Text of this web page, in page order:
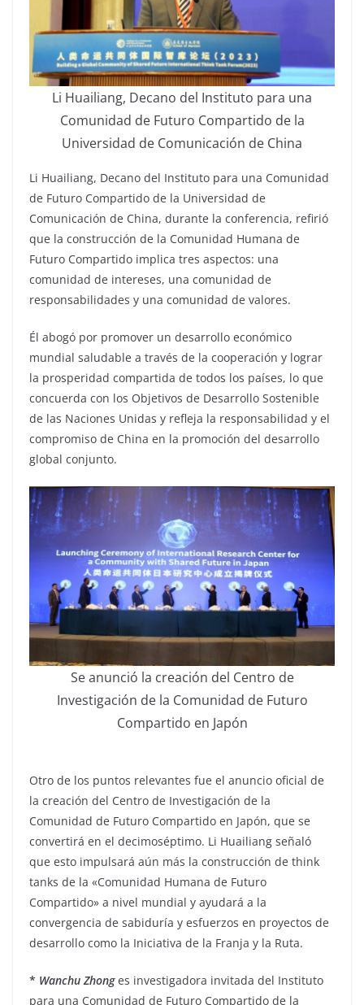
Li Huailiang, Decano del Instituto para una
Comunidad de Futuro Compartido de la
Universidad de Comunicación de China
Li Huailiang, Decano del Instituto para una Comunidad
de Futuro Compartido de la Universidad de
Comunicación de China, durante la conferencia, refirió
que la construcción de la Comunidad Humana de
Futuro Compartido implica tres aspectos: una
comunidad de intereses, una comunidad de
responsabilidades y una comunidad de valores.
Él abogó por promover un desarrollo económico
mundial saludable a través de la cooperación y lograr
la prosperidad compartida de todos los países, lo que
concuerda con los Objetivos de Desarrollo Sostenible
de las Naciones Unidas y refleja la responsabilidad y el
compromiso de China en la promoción del desarrollo
global conjunto.
Se anunció la creación del Centro de
Investigación de la Comunidad de Futuro
Compartido en Japón
Otro de los puntos relevantes fue el anuncio oficial de
la creación del Centro de Investigación de la
Comunidad de Futuro Compartido en Japón, que se
convertirá en el decimoséptimo. Li Huailiang señaló
que esto impulsará aún más la construcción de think
tanks de la «Comunidad Humana de Futuro
Compartido» a nivel mundial y ayudará a la
convergencia de sabiduría y esfuerzos en proyectos de
desarrollo como la Iniciativa de la Franja y la Ruta.
* Wanchu Zhonges investigadora invitada del Instituto
para una Comunidad de Futuro Compartido de la